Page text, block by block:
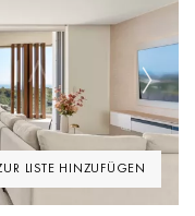
LISTE HINZUFÜGEN
Next